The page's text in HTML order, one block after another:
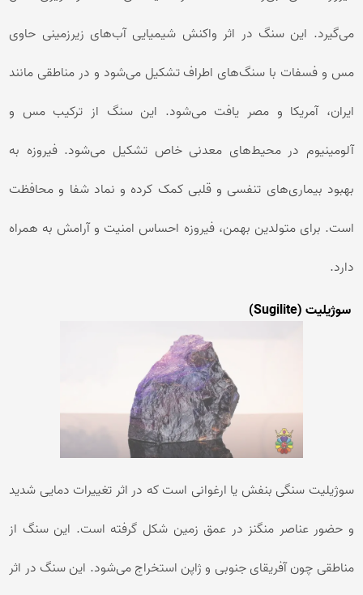
می‌گیرد. این سنگ در اثر واکنش شیمیایی آب‌های زیرزمینی حاوی
مس و فسفات با سنگ‌های اطراف تشکیل می‌شود و در مناطقی مانند
ایران، آمریکا و مصر یافت می‌شود. این سنگ از ترکیب مس و
آلومینیوم در محیط‌های معدنی خاص تشکیل می‌شود. فیروزه به
بهبود بیماری‌های تنفسی و قلبی کمک کرده و نماد شفا و محافظت
است. برای متولدین بهمن، فیروزه احساس امنیت و آرامش به همراه
دارد.
سوژیلیت (Sugilite)
سوژیلیت سنگی بنفش یا ارغوانی است که در اثر تغییرات دمایی شدید
و حضور عناصر منگنز در عمق زمین شکل گرفته است. این سنگ از
مناطقی چون آفریقای جنوبی و ژاپن استخراج می‌شود. این سنگ در اثر